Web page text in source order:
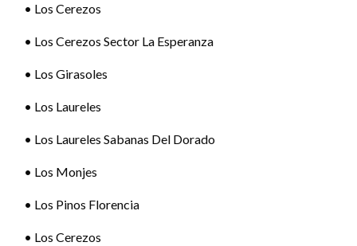
• Los Cerezos
• Los Cerezos Sector La Esperanza
• Los Girasoles
• Los Laureles
• Los Laureles Sabanas Del Dorado
• Los Monjes
• Los Pinos Florencia
• Los Cerezos